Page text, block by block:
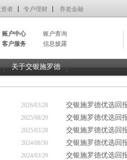
者 专户理财 养老金融
账户中心
账户查询
客户服务
信息披露
关于交银施罗德
2026/03/28 交银施罗德优选回
2025/08/29 交银施罗德优选回
2025/03/28 交银施罗德优选回
2024/08/30 交银施罗德优选回
2024/03/29 交银施罗德优选回